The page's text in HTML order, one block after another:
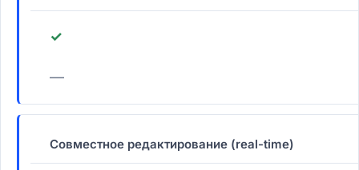
✓
—
Совместное редактирование (real-time)